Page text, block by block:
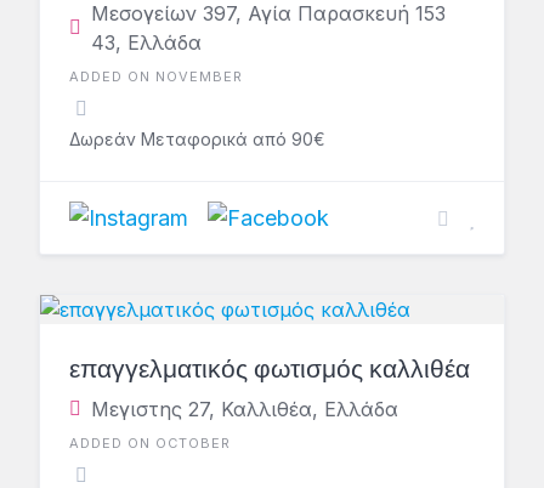
Μεσογείων 397, Αγία Παρασκευή 153
43, Ελλάδα
ADDED ON NOVEMBER
Δωρεάν Μεταφορικά από 90€
επαγγελματικός φωτισμός καλλιθέα
Μεγιστης 27, Καλλιθέα, Ελλάδα
ADDED ON OCTOBER